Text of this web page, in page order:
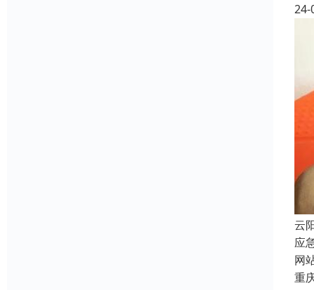
24-
云
应
网
重